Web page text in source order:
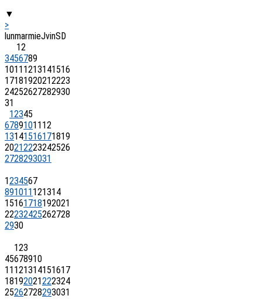
▼
>
lunmarmieJvinS D
12
3456789
1011 1213141516
17181920212223
24252627282930
31
12345
67891011 12
13141516171819
20212223242526
2728293031
1234567
891011 121314
15161718192021
22232425262728
2930
123
45678910
11 121314151617
18192021222324
25262728293031